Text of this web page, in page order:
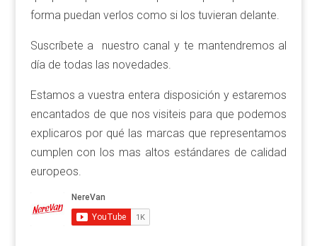
forma puedan verlos como si los tuvieran delante.
Suscríbete a nuestro canal y te mantendremos al
día de todas las novedades.
Estamos a vuestra entera disposición y estaremos
encantados de que nos visiteis para que podemos
explicaros por qué las marcas que representamos
cumplen con los mas altos estándares de calidad
europeos.